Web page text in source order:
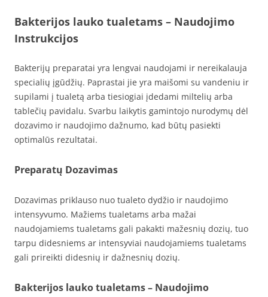
Bakterijos lauko tualetams – Naudojimo
Instrukcijos
Bakterijų preparatai yra lengvai naudojami ir nereikalauja
specialių įgūdžių. Paprastai jie yra maišomi su vandeniu ir
supilami į tualetą arba tiesiogiai įdedami miltelių arba
tablečių pavidalu. Svarbu laikytis gamintojo nurodymų dėl
dozavimo ir naudojimo dažnumo, kad būtų pasiekti
optimalūs rezultatai.
Preparatų Dozavimas
Dozavimas priklauso nuo tualeto dydžio ir naudojimo
intensyvumo. Mažiems tualetams arba mažai
naudojamiems tualetams gali pakakti mažesnių dozių, tuo
tarpu didesniems ar intensyviai naudojamiems tualetams
gali prireikti didesnių ir dažnesnių dozių.
Bakterijos lauko tualetams – Naudojimo